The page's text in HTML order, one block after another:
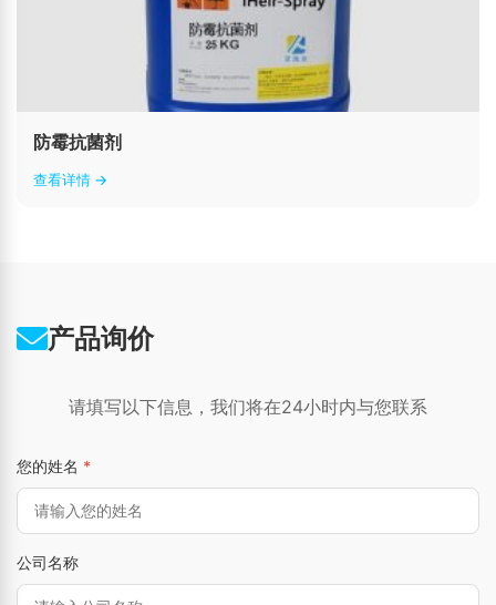
防霉抗菌剂
查看详情 →
产品询价
请填写以下信息，我们将在24小时内与您联系
您的姓名 *
公司名称